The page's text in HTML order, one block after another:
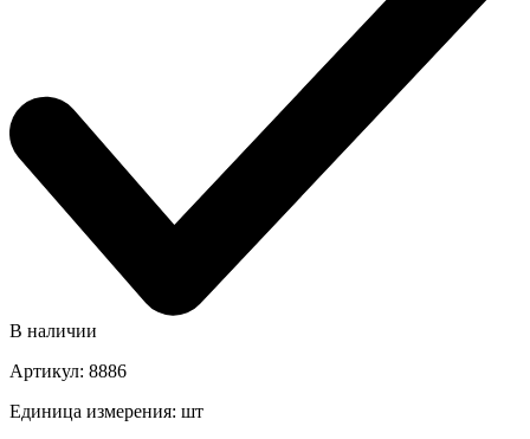
В наличии
Артикул: 8886
Единица измерения: шт